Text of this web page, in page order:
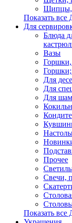
Щипцы,
Показать все
Для
Блюда
Вазы
Горшки,
Горшки;
Для
Для
Для
Прочее
Свечи,
Показать все